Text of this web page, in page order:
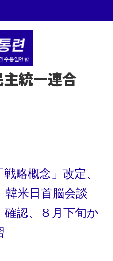
統一連合
略概念」改定、
米日首脳会談
確認、８月下旬か